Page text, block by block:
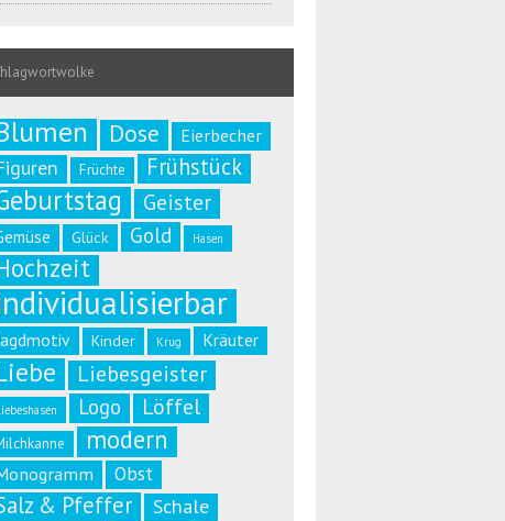
Dose Eierbecher
Früchte Frühstück
Geister
Glück Gold Hasen
Kinder Krug Kräuter
Liebesgeister
Logo Löffel
modern
Obst
& Pfeffer Schale